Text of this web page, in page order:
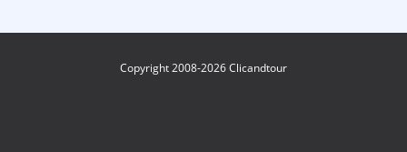
Copyright 2008-2026 Clicandtour